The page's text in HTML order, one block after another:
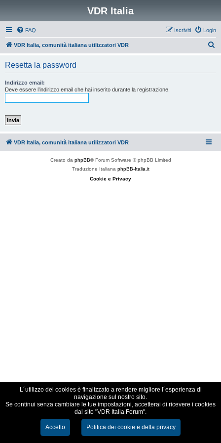
VDR Italia
FAQ Login
Iscriviti
VDR Italia, comunità italiana utilizzatori VDR
Resetta la password
Indirizzo email:
Deve essere l’indirizzo email che hai inserito durante la registrazione.
VDR Italia, comunità italiana utilizzatori VDR
Creato da phpBB® Forum Software © phpBB Limited
Traduzione Italiana phpBB-Italia.it
Cookie e Privacy
L´utilizzo dei cookies è finalizzato a rendere migliore l´esperienza di
navigazione sul nostro sito.
Se continui senza cambiare le tue impostazioni, accetterai di ricevere i cookies
dal sito "VDR Italia Forum".
Accetto Politica dei cookie e della privacy